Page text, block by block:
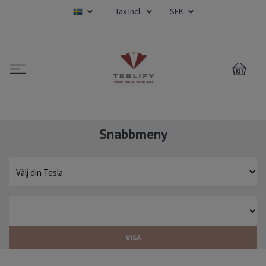
Tax Incl. SEK
0
Snabbmeny
VISA